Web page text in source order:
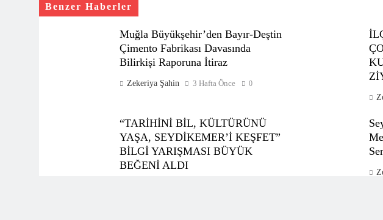
Benzer Haberler
Muğla Büyükşehir’den Bayır-Deştin
Çimento Fabrikası Davasında
Bilirkişi Raporuna İtiraz
Zekeriya Şahin 3 Hafta Önce 0
“TARİHİNİ BİL, KÜLTÜRÜNÜ
YAŞA, SEYDİKEMER’İ KEŞFET”
BİLGİ YARIŞMASI BÜYÜK
BEĞENİ ALDI